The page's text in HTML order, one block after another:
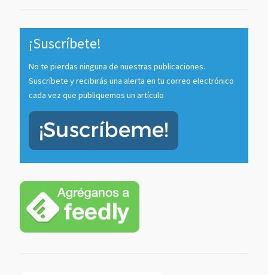
¡Suscríbete!
No te pierdas ninguna de nuestras publicaciones.
Suscríbete y recibirás una alerta en tu correo electrónico
cada vez que publiquemos un artículo